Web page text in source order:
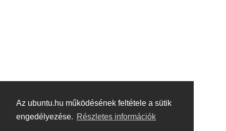
Az ubuntu.hu működésének feltétele a sütik
engedélyezése. Részletes információk